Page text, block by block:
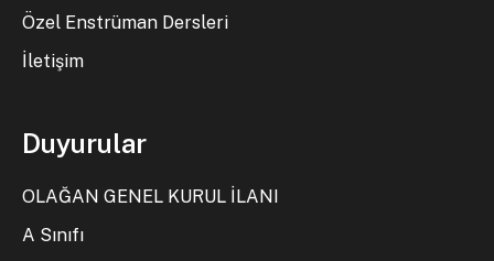
Özel Enstrüman Dersleri
İletişim
Duyurular
OLAĞAN GENEL KURUL İLANI
A Sınıfı